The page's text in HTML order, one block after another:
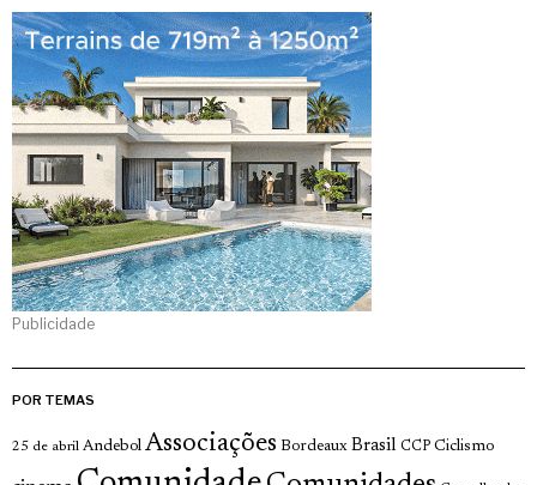
Publicidade
POR TEMAS
25 de abril Andebol Associações Bordeaux Brasil CCP Ciclismo